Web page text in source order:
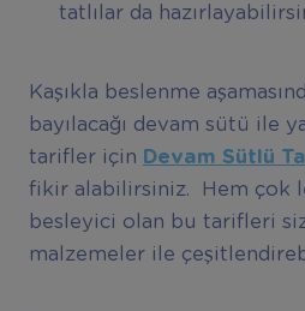
tatlılar da
Kaşıkla beslenme
bayılacağı devam sütü ile
tarifler için Devam Sütlü
fikir alabilirsiniz. Hem çok
besleyici olan bu tarifleri
malzemeler ile